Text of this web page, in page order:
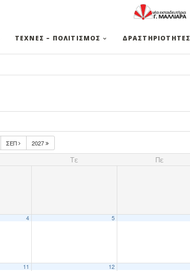
ΤΕΧΝΕΣ – ΠΟΛΙΤΙΣΜΟΣ ΔΡΑΣΤΗΡΙΟΤΗΤΕΣ
ΣΕΠ 2027
Τε Πε
4 5
11 12